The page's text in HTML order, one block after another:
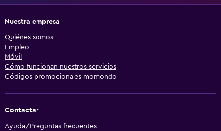
Nuestra empresa
Quiénes somos
Empleo
Móvil
Cómo funcionan nuestros servicios
Códigos promocionales momondo
Contactar
Ayuda/Preguntas frecuentes